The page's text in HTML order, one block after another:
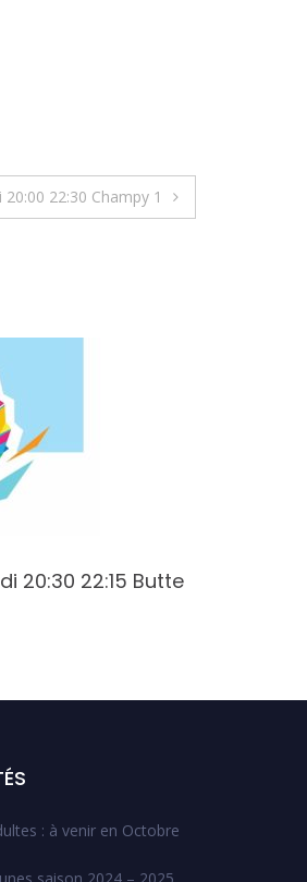
22:30 Champy 1
20:30 22:15 Butte
: à venir en Octobre